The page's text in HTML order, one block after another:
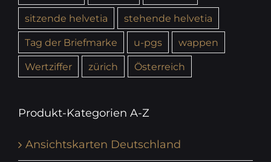
sitzende helvetia
stehende helvetia
Tag der Briefmarke
u-pgs
wappen
Wertziffer
zürich Österreich
Produkt-Kategorien A-Z
Ansichtskarten Deutschland